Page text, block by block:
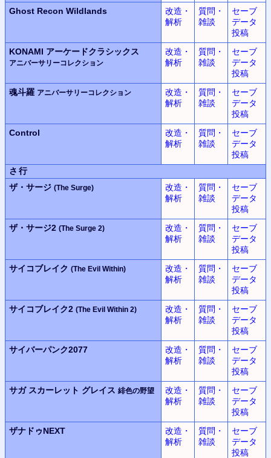
Ghost Recon Wildlands
改造・
解析
質問・
雑談
セーブ
データ
投稿
KONAMI アーケードクラシックス
アニバーサリーコレクション
改造・
解析
質問・
雑談
セーブ
データ
投稿
魂斗羅 アニバーサリーコレクション
改造・
解析
質問・
雑談
セーブ
データ
投稿
Control
改造・
解析
質問・
雑談
セーブ
データ
投稿
さ行
ザ・サージ (The Surge)
改造・
解析
質問・
雑談
セーブ
データ
投稿
ザ・サージ2 (The Surge 2)
改造・
解析
質問・
雑談
セーブ
データ
投稿
サイコブレイク (The Evil Within)
改造・
解析
質問・
雑談
セーブ
データ
投稿
サイコブレイク2 (The Evil Within 2)
改造・
解析
質問・
雑談
セーブ
データ
投稿
サイバーパンク2077
改造・
解析
質問・
雑談
セーブ
データ
投稿
サガ スカーレット グレイス 緋色の野望
改造・
解析
質問・
雑談
セーブ
データ
投稿
ザナドゥNEXT
改造・
解析
質問・
雑談
セーブ
データ
投稿